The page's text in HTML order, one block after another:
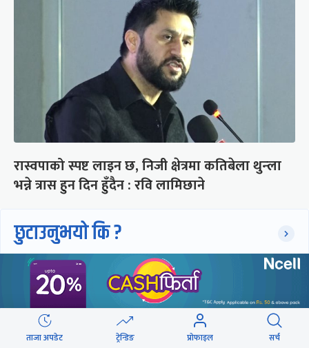
रास्वपाको स्पष्ट लाइन छ, निजी क्षेत्रमा कतिबेला थुन्ला
भन्ने त्रास हुन दिन हुँदैन : रवि लामिछाने
छुटाउनुभयो कि ?
संसद्लाई टेर्दैनन् प्रधानमन्त्री, लाचार
छन् सभामुख
‘अस्थायी प्रकृतिको अध्यादेशले ऐनको
ताजा अपडेट ट्रेन्डिङ प्रोफाइल सर्च